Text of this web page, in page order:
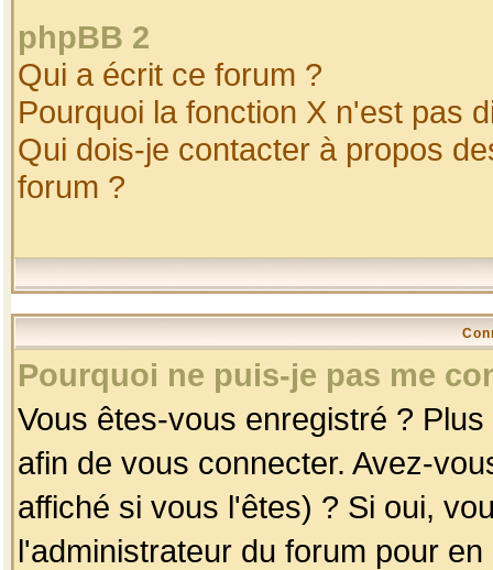
phpBB 2
Qui a écrit ce forum ?
Pourquoi la fonction X n'est pas
Qui dois-je contacter à propos
forum ?
Pourquoi ne puis-je pas me
Vous êtes-vous enregistré ?
afin de vous connecter. Avez-
affiché si vous l'êtes) ? Si oui,
l'administrateur du forum pour